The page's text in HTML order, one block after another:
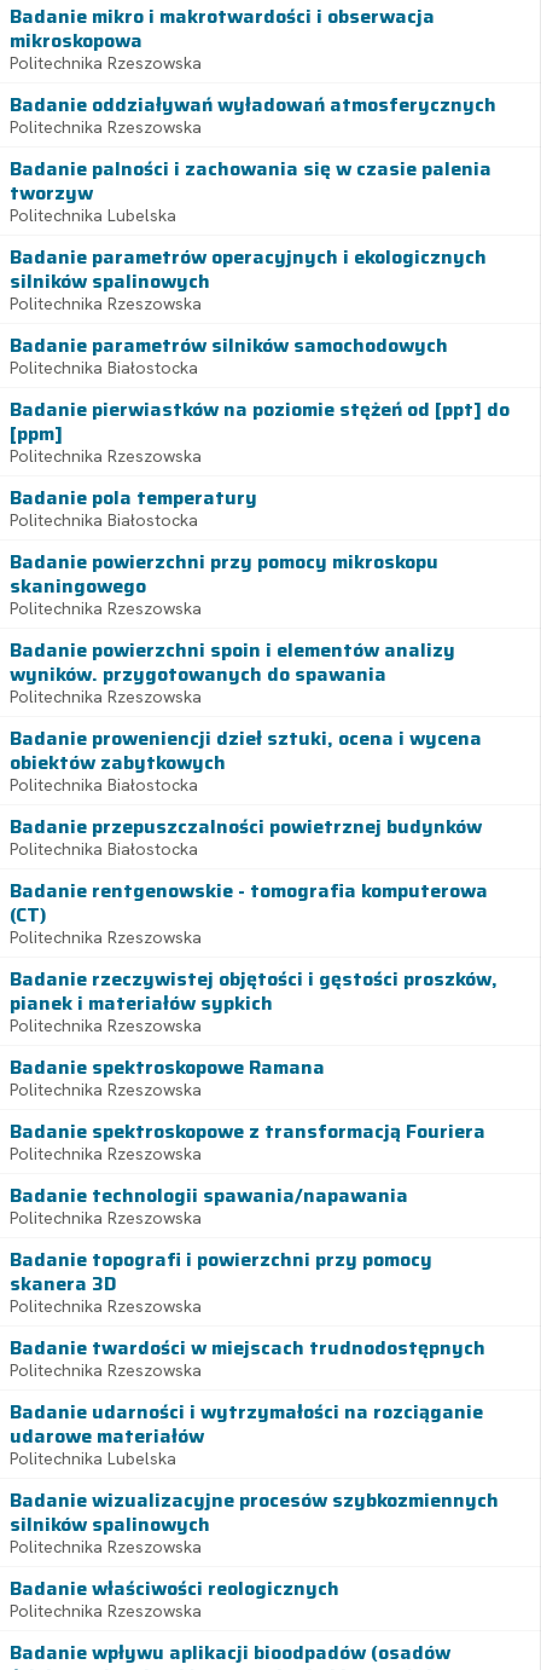
Badanie mikro i makrotwardości i obserwacja
mikroskopowa
Politechnika Rzeszowska
Badanie oddziaływań wyładowań atmosferycznych
Politechnika Rzeszowska
Badanie palności i zachowania się w czasie palenia
tworzyw
Politechnika Lubelska
Badanie parametrów operacyjnych i ekologicznych
silników spalinowych
Politechnika Rzeszowska
Badanie parametrów silników samochodowych
Politechnika Białostocka
Badanie pierwiastków na poziomie stężeń od [ppt] do
[ppm]
Politechnika Rzeszowska
Badanie pola temperatury
Politechnika Białostocka
Badanie powierzchni przy pomocy mikroskopu
skaningowego
Politechnika Rzeszowska
Badanie powierzchni spoin i elementów analizy
wyników. przygotowanych do spawania
Politechnika Rzeszowska
Badanie proweniencji dzieł sztuki, ocena i wycena
obiektów zabytkowych
Politechnika Białostocka
Badanie przepuszczalności powietrznej budynków
Politechnika Białostocka
Badanie rentgenowskie - tomografia komputerowa
(CT)
Politechnika Rzeszowska
Badanie rzeczywistej objętości i gęstości proszków,
pianek i materiałów sypkich
Politechnika Rzeszowska
Badanie spektroskopowe Ramana
Politechnika Rzeszowska
Badanie spektroskopowe z transformacją Fouriera
Politechnika Rzeszowska
Badanie technologii spawania/napawania
Politechnika Rzeszowska
Badanie topografi i powierzchni przy pomocy
skanera 3D
Politechnika Rzeszowska
Badanie twardości w miejscach trudnodostępnych
Politechnika Rzeszowska
Badanie udarności i wytrzymałości na rozciąganie
udarowe materiałów
Politechnika Lubelska
Badanie wizualizacyjne procesów szybkozmiennych
silników spalinowych
Politechnika Rzeszowska
Badanie właściwości reologicznych
Politechnika Rzeszowska
Badanie wpływu aplikacji bioodpadów (osadów